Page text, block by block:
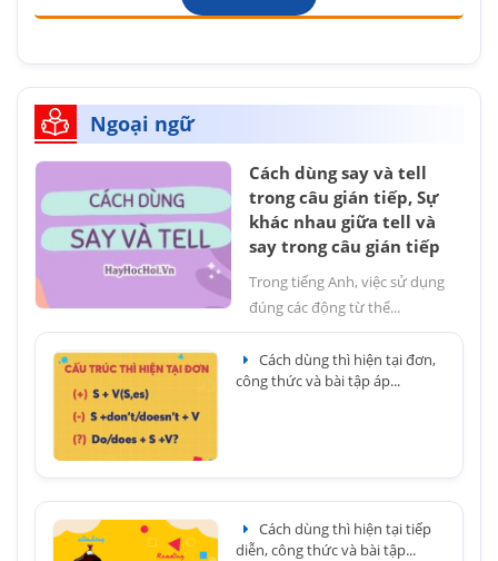
Ngoại ngữ
Cách dùng say và tell
trong câu gián tiếp, Sự
khác nhau giữa tell và
say trong câu gián tiếp
Trong tiếng Anh, việc sử dụng
đúng các động từ thể...
Cách dùng thì hiện tại đơn,
công thức và bài tập áp...
Cách dùng thì hiện tại tiếp
diễn, công thức và bài tập...